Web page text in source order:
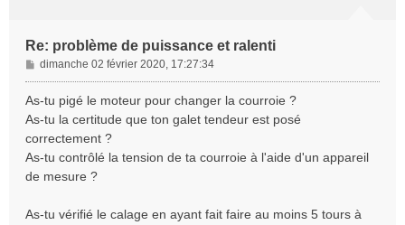
Re: problème de puissance et ralenti
M
e
s
g
e
dimanche 02 février 2020, 17:27:34
As-tu pigé le moteur pour changer la courroie ?
As-tu la certitude que ton galet tendeur est posé
correctement ?
As-tu contrôlé la tension de ta courroie à l'aide d'un appareil
de mesure ?
As-tu vérifié le calage en ayant fait faire au moins 5 tours à